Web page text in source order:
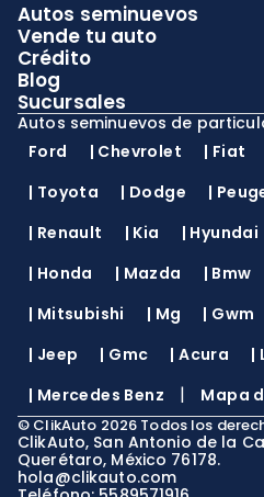
Autos seminuevos
Vende tu auto
Crédito
Blog
Sucursales
Autos seminuevos de
Ford
| Chevrolet | Fiat
| Toyota | Dodge |
| Renault | Kia | Hyundai
| Honda | Mazda | Bmw
| Mitsubishi | Mg | Gwm
| Jeep | Gmc |Acura |
| Mercedes Benz | Mapa
© ClikAuto 2026 Todos los
ClikAuto, San Antonio de la
Querétaro, México 76178.
hola@clikauto.com